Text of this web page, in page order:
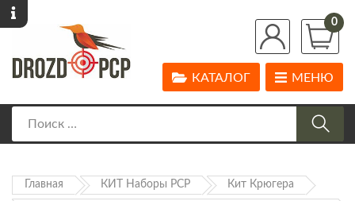
0
МЕНЮ
КАТАЛОГ
Главная КИТ Наборы PCP Кит Крюгера